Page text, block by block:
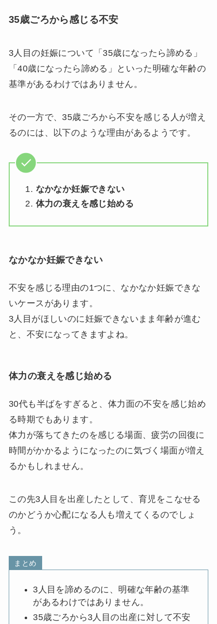
35歳ごろから感じる不安
3人目の妊娠について「35歳になったら諦める」
「40歳になったら諦める」といった明確な年齢の
基準があるわけではありません。
その一方で、35歳ごろから不安を感じる人が増え
るのには、以下のような理由があるようです。
なかなか妊娠できない
体力の衰えを感じ始める
なかなか妊娠できない
不安を感じる理由の1つに、なかなか妊娠できな
いケースがあります。
3人目がほしいのに妊娠できないまま年齢が進む
と、不安になってきますよね。
体力の衰えを感じ始める
30代も半ばをすぎると、体力面の不安を感じ始め
る時期でもあります。
体力が落ちてきたのを感じる場面、疲労の回復に
時間がかかるようになったのに気づく場面が増え
るかもしれません。
この先3人目を出産したとして、育児をこなせる
のかどうか心配になる人も増えてくるのでしょ
う。
まとめ
3人目を諦めるのに、明確な年齢の基準
があるわけではありません。
35歳ごろから3人目の出産に対して不安